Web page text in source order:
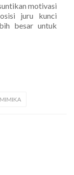
motivasi
juru kunci
besar untuk